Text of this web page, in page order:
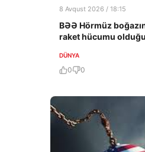
8 Avqust 2026 / 18:15
BƏƏ Hörmüz
raket hücumu
DÜNYA
0 0